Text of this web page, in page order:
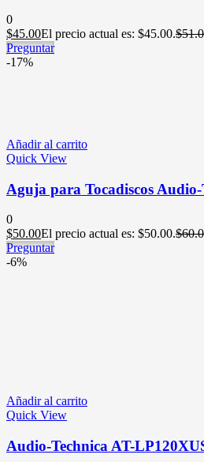
0
$45.00El precio actual es: $45.00.$
Preguntar
-17%
Añadir al carrito
Quick View
Aguja para Tocadiscos
0
$50.00El precio actual es: $50.00.$
Preguntar
-6%
Añadir al carrito
Quick View
Audio-Technica AT-